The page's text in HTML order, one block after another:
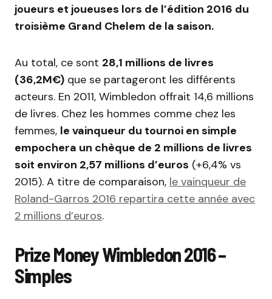
joueurs et joueuses lors de l’édition 2016 du
troisième Grand Chelem de la saison.
Au total, ce sont 28,1 millions de livres
(36,2M€) que se partageront les différents
acteurs. En 2011, Wimbledon offrait 14,6 millions
de livres. Chez les hommes comme chez les
femmes, le vainqueur du tournoi en simple
empochera un chèque de 2 millions de livres
soit environ 2,57 millions d’euros (+6,4% vs
2015). A titre de comparaison, le vainqueur de
Roland-Garros 2016 repartira cette année avec
2 millions d’euros.
Prize Money Wimbledon 2016 –
Simples